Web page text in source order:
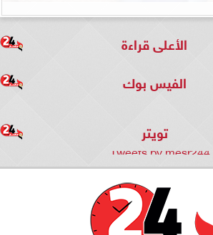
الأعلى قراءة
الفيس بوك
تويتر
Tweets by mesr244